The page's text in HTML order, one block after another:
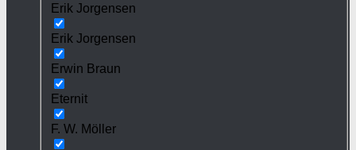
Erik Jorgensen
Erik Jorgensen
Erwin Braun
Eternit
F. W. Möller